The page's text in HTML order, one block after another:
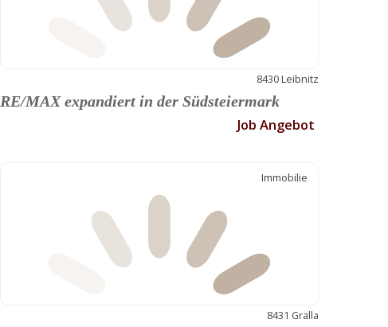
8430 Leibnitz
RE/MAX expandiert in der Südsteiermark
Job Angebot
Immobilie
8431 Gralla